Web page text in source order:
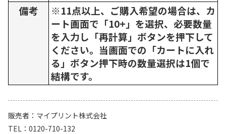
備考
※11点以上、ご購入希望の場合は、カ
ート画面で「10+」を選択、必要数量
を入力し「再計算」ボタンを押下して
ください。当画面での「カートに入れ
る」ボタン押下時の数量選択は1個で
結構です。
販売者
マイプリント株式会社
TEL
0120-710-132